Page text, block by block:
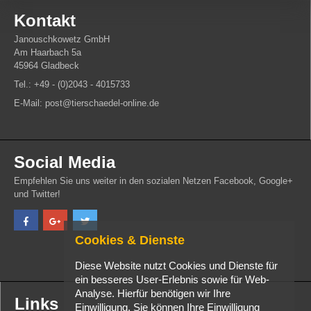
Kontakt
Janouschkowetz GmbH
Am Haarbach 5a
45964 Gladbeck
Tel.: +49 - (0)2043 - 4015733
E-Mail: post@tierschaedel-online.de
Social Media
Empfehlen Sie uns weiter in den sozialen Netzen Facebook, Google+
und Twitter!
Links
Cookies & Dienste
Diese Website nutzt Cookies und Dienste für
ein besseres User-Erlebnis sowie für Web-
Analyse. Hierfür benötigen wir Ihre
Einwilligung. Sie können Ihre Einwilligung